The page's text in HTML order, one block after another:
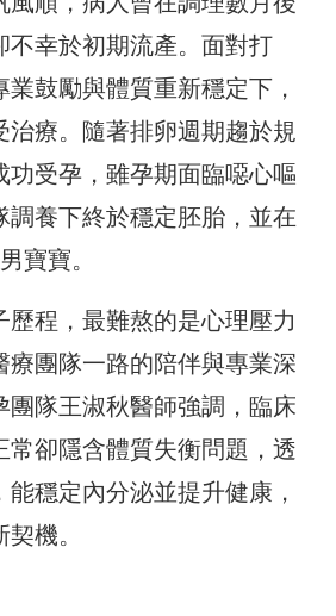
不幸於初期流產。面對打
鼓勵與體質重新穩定下，
治療。隨著排卵週期趨於規
功受孕，雖孕期面臨噁心嘔
調養下終於穩定胚胎，並在
寶寶。
歷程，最難熬的是心理壓力
療團隊一路的陪伴與專業深
團隊王淑秋醫師強調，臨床
常卻隱含體質失衡問題，透
穩定內分泌並提升健康，
機。